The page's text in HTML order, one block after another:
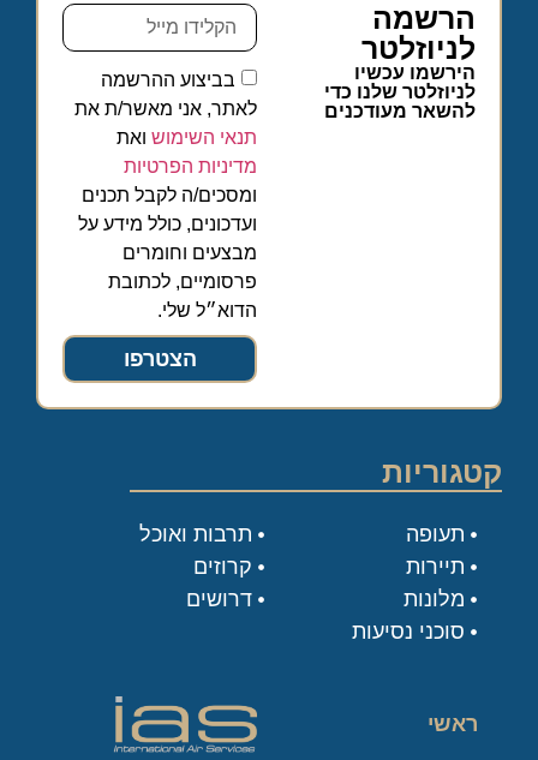
הרשמה
לניוזלטר
הירשמו עכשיו
לניוזלטר שלנו כדי
להשאר מעודכנים
בביצוע ההרשמה
לאתר, אני מאשר/ת את
תנאי השימוש ואת
מדיניות הפרטיות
ומסכים/ה לקבל תכנים
ועדכונים, כולל מידע על
מבצעים וחומרים
פרסומיים, לכתובת
הדוא״ל שלי.
הצטרפו
קטגוריות
תעופה
תיירות
מלונות
סוכני נסיעות
תרבות ואוכל
קרוזים
דרושים
ראשי